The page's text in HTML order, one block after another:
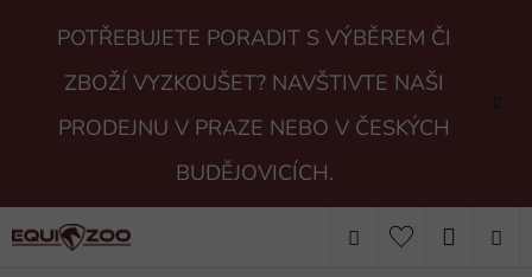
POTŘEBUJETE PORADIT S VÝBĚREM ČI
ZBOŽÍ VYZKOUŠET? NAVŠTIVTE NAŠI
PRODEJNU V PRAZE NEBO V ČESKÝCH
BUDĚJOVICÍCH.
Hledat